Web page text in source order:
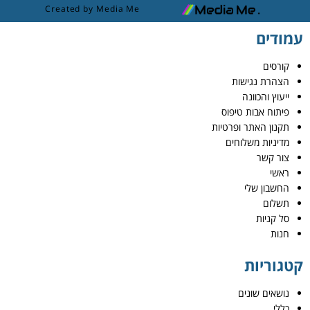
Created by Media Me
עמודים
קורסים
הצהרת נגישות
ייעוץ והכוונה
פיתוח אבות טיפוס
תקנון האתר ופרטיות
מדיניות משלוחים
צור קשר
ראשי
החשבון שלי
תשלום
סל קניות
חנות
קטגוריות
נושאים שונים